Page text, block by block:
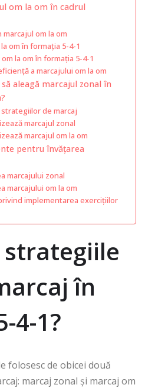
om la om în cadrul
om la om
om în formația 5-4-1
la om în formația 5-4-1
a marcajului om la om
aleagă marcajul zonal în
de marcaj
marcajul zonal
marcajul om la om
pentru învățarea
marcajului zonal
marcajului om la om
implementarea exercițiilor
strategiile
în
4-1?
folosesc de obicei două
marcaj zonal și marcaj om